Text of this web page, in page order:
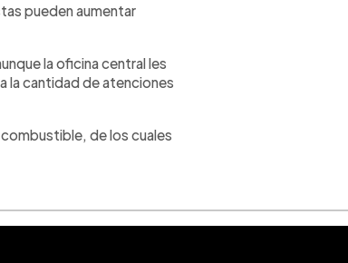
pueden aumentar
la oficina central les
la cantidad de atenciones
de los cuales